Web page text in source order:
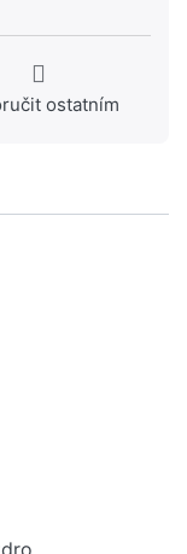
ostatním